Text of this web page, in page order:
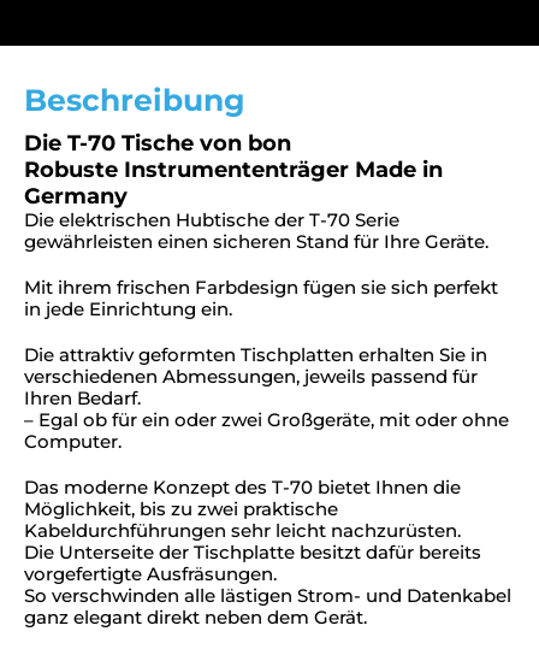
Beschreibung
Die T-70 Tische von bon
Robuste Instrumententräger Made in
Germany
Die elektrischen Hubtische der T-70 Serie
gewährleisten einen sicheren Stand für Ihre Geräte.
Mit ihrem frischen Farbdesign fügen sie sich perfekt
in jede Einrichtung ein.
Die attraktiv geformten Tischplatten erhalten Sie in
verschiedenen Abmessungen, jeweils passend für
Ihren Bedarf.
– Egal ob für ein oder zwei Großgeräte, mit oder ohne
Computer.
Das moderne Konzept des T-70 bietet Ihnen die
Möglichkeit, bis zu zwei praktische
Kabeldurchführungen sehr leicht nachzurüsten.
Die Unterseite der Tischplatte besitzt dafür bereits
vorgefertigte Ausfräsungen.
So verschwinden alle lästigen Strom- und Datenkabel
ganz elegant direkt neben dem Gerät.